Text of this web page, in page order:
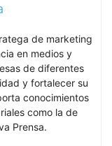
de marketing
en medios y
de diferentes
y fortalecer su
conocimientos
como la de
Prensa.